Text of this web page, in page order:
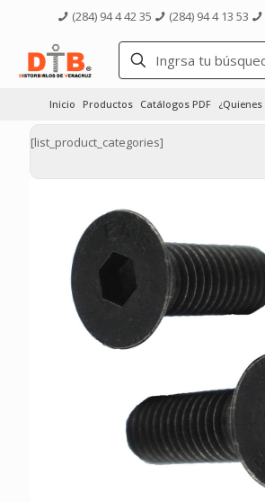
(284) 94 4 42 35 (284) 94 4 13 53
Inicio Productos Catálogos PDF
[list_product_categories]